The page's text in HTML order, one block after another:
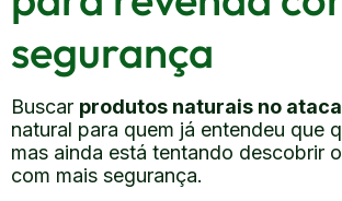
segurança
Buscar produtos naturais no
natural para quem já entendeu que
mas ainda está tentando descobrir
com mais segurança.